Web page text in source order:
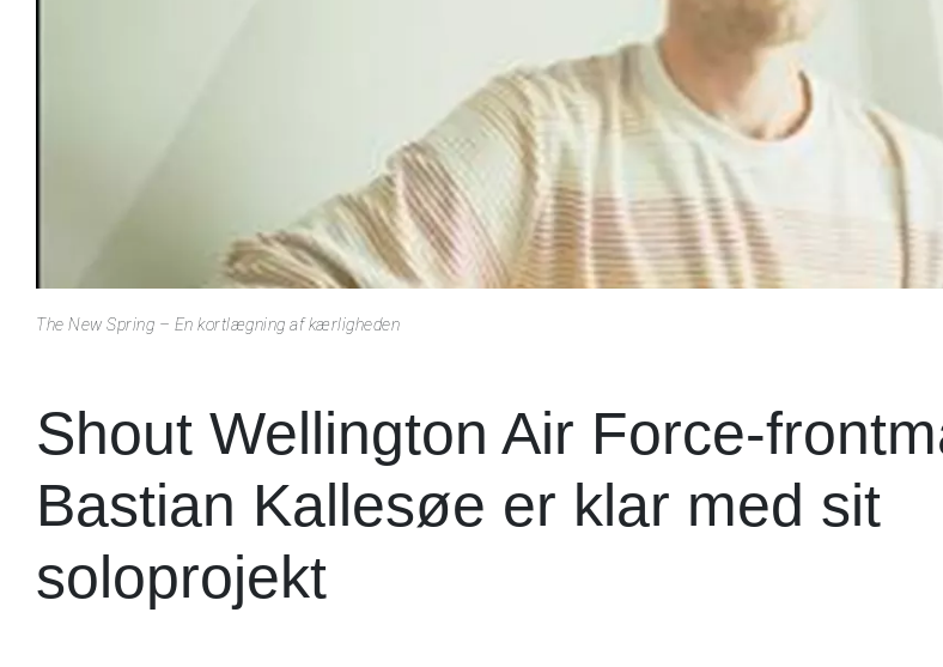
The New Spring – En kortlægning af kærligheden
Shout Wellington Air Force-
Bastian Kallesøe er klar med sit
soloprojekt